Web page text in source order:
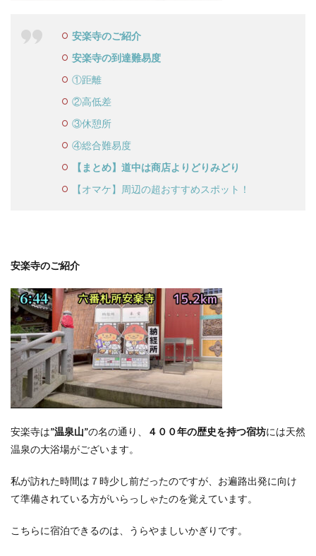
安楽寺のご紹介
安楽寺の到達難易度
①距離
②高低差
③休憩所
④総合難易度
【まとめ】道中は商店よりどりみどり
【オマケ】周辺の超おすすめスポット！
安楽寺のご紹介
安楽寺は”温泉山”の名の通り、 ４００年の歴史を持つ宿坊には天然
温泉の大浴場がございます。
私が訪れた時間は７時少し前だったのですが、お遍路出発に向け
て準備されている方がいらっしゃたのを覚えています。
こちらに宿泊できるのは、うらやましいかぎりです。